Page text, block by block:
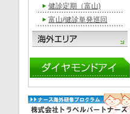
健診定期（富山)
富山/健診単発巡回